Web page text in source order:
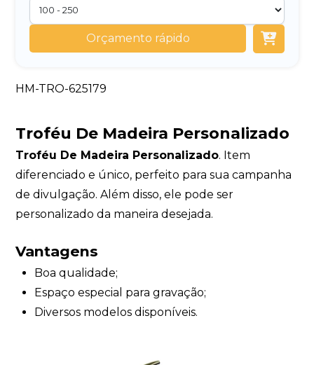
Orçamento rápido
HM-TRO-625179
Troféu De Madeira Personalizado
Troféu De Madeira Personalizado. Item
diferenciado e único, perfeito para sua campanha
de divulgação. Além disso, ele pode ser
personalizado da maneira desejada.
Vantagens
Boa qualidade;
Espaço especial para gravação;
Diversos modelos disponíveis.